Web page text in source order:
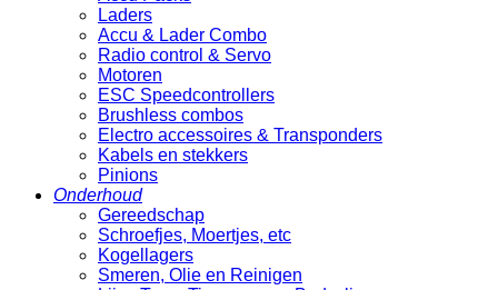
Laders
Accu & Lader Combo
Radio control & Servo
Motoren
ESC Speedcontrollers
Brushless combos
Electro accessoires & Transponders
Kabels en stekkers
Pinions
Onderhoud
Gereedschap
Schroefjes, Moertjes, etc
Kogellagers
Smeren, Olie en Reinigen